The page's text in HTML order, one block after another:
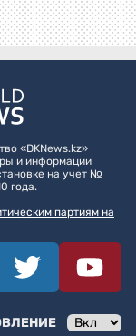
«DKNews.kz»
и информации
на учет №
года.
партиям на